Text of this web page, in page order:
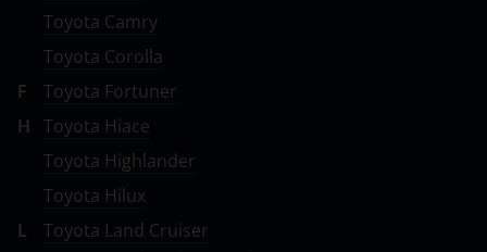
Seat
Skoda
Smart
SsangYong
Subaru
Suzuki
Toyota Camry
Toyota Corolla
F
Toyota Fortuner
H
Toyota Hiace
Toyota Highlander
Toyota Hilux
L
Toyota Land Cruiser